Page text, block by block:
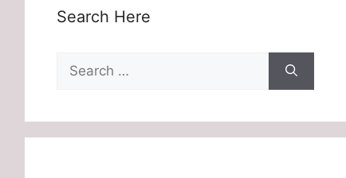
Search Here
Search
for: